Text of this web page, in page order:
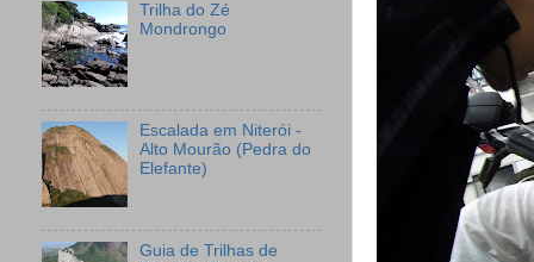
Trilha do Zé
Mondrongo
Escalada em Niterói -
Alto Mourão (Pedra do
Elefante)
Guia de Trilhas de